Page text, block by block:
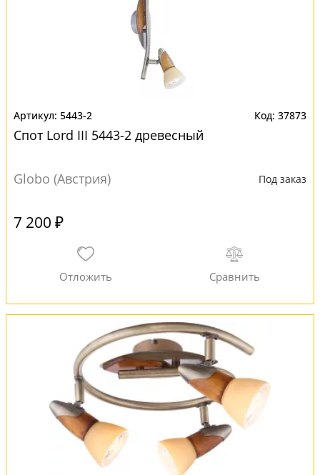
5443-2 37873
Спот Lord III 5443-2 древесный
Globo (Австрия) Под заказ
7 200 ₽